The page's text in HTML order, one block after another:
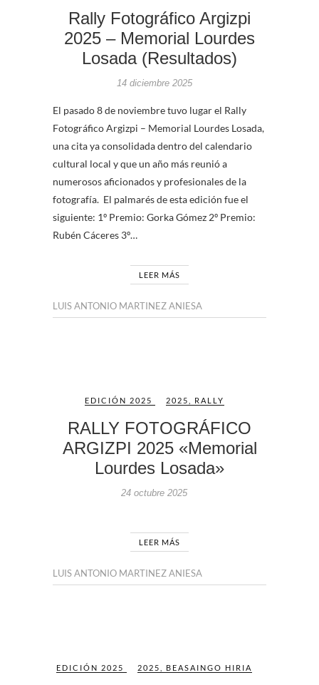
Rally Fotográfico Argizpi
2025 – Memorial Lourdes
Losada (Resultados)
14 diciembre 2025
El pasado 8 de noviembre tuvo lugar el Rally
Fotográfico Argizpi – Memorial Lourdes Losada,
una cita ya consolidada dentro del calendario
cultural local y que un año más reunió a
numerosos aficionados y profesionales de la
fotografía. El palmarés de esta edición fue el
siguiente: 1º Premio: Gorka Gómez 2º Premio:
Rubén Cáceres 3º…
LEER MÁS
LUIS ANTONIO MARTINEZ ANIESA
EDICIÓN 2025 2025 RALLY
RALLY FOTOGRÁFICO
ARGIZPI 2025 «Memorial
Lourdes Losada»
24 octubre 2025
LEER MÁS
LUIS ANTONIO MARTINEZ ANIESA
EDICIÓN 2025 2025 BEASAINGO HIRIA